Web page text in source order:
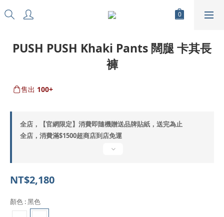
PUSH PUSH Khaki Pants 闊腿 卡其長
褲
售出 100+
全店，【官網限定】消費即隨機贈送品牌貼紙，送完為止
全店，消費滿$1500超商店到店免運
NT$2,180
顏色 : 黑色